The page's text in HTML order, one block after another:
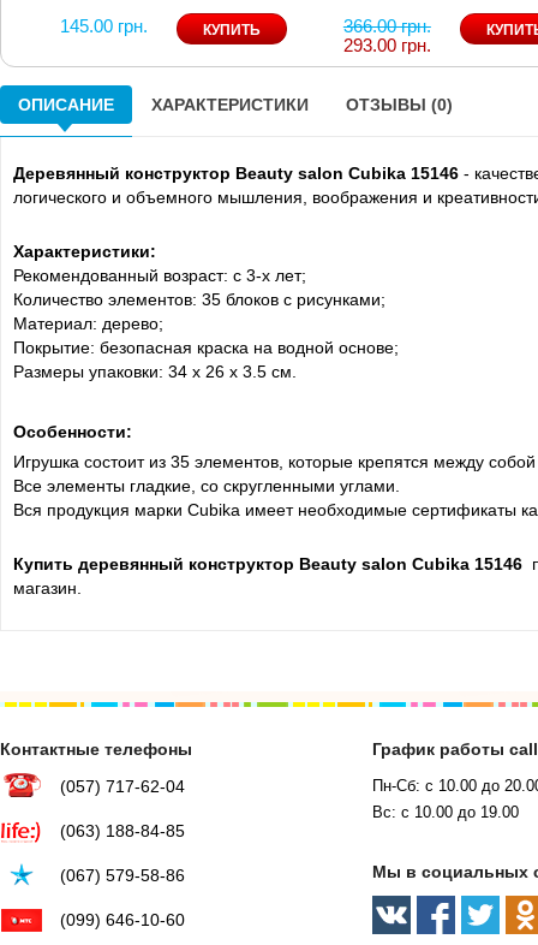
145.00 грн.
366.00 грн.
293.00 грн.
ОПИСАНИЕ ХАРАКТЕРИСТИКИ ОТЗЫВЫ (0)
Деревянный конструктор Beauty salon Cubika 15146 -
логического и объемного мышления, воображения и
Характеристики:
Рекомендованный возраст: с 3-х лет;
Количество элементов: 35 блоков с рисунками;
Материал: дерево;
Покрытие: безопасная краска на водной основе;
Размеры упаковки: 34 x 26 x 3.5 см.
Особенности:
Игрушка состоит из 35 элементов, которые крепятся между
Все элементы гладкие, со скругленными углами.
Вся продукция марки Cubika имеет необходимые сертификаты
Купить деревянный конструктор Beauty salon Cubika 15146
магазин.
Контактные телефоны
(057) 717-62-04
(063) 188-84-85
(067) 579-58-86
(099) 646-10-60
График работы
Пн-Сб: с 10.00 до
Вс: с 10.00 до 19.00
Мы в социальных